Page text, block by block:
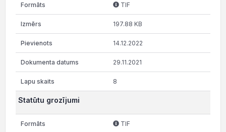
TIF
197.88 KB
14.12.2022
29.11.2021
8
Statūtu grozījumi
TIF